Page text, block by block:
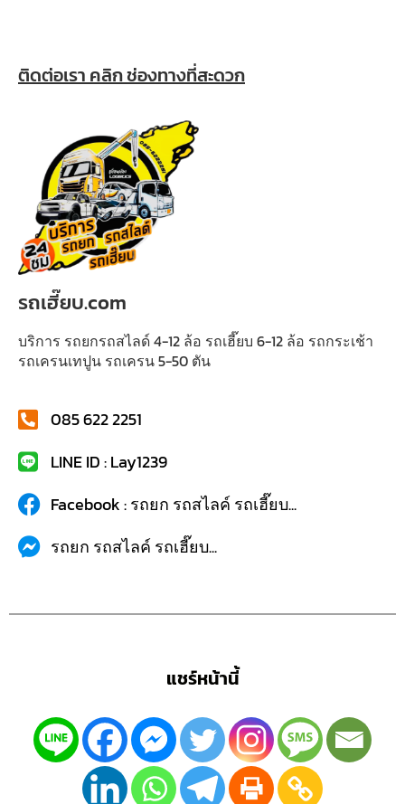
ติดต่อเรา คลิก ช่องทางที่สะดวก
รถเฮี๊ยบ.com
บริการ รถยกรถสไลด์ 4-12 ล้อ รถเฮี๊ยบ 6-12 ล้อ รถกระเช้า
รถเครนเทปูน รถเครน 5-50 ตัน
085 622 2251
LINE ID : Lay1239
Facebook : รถยก รถสไลค์ รถเฮี๊ยบ...
รถยก รถสไลค์ รถเฮี๊ยบ...
แชร์หน้านี้